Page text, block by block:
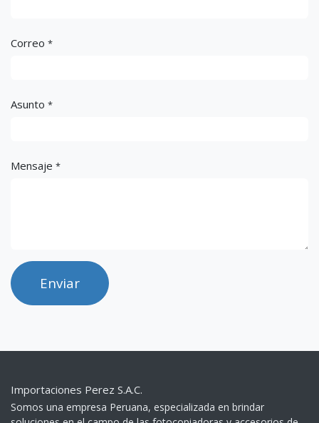
Correo *
Asunto *
Mensaje *
Enviar
Importaciones Perez S.A.C.
Somos una empresa Peruana, especializada en brindar